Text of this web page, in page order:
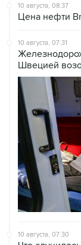
10 августа, 08:37
Цена нефти
10 августа, 07:31
Швецией
10 августа, 07:30